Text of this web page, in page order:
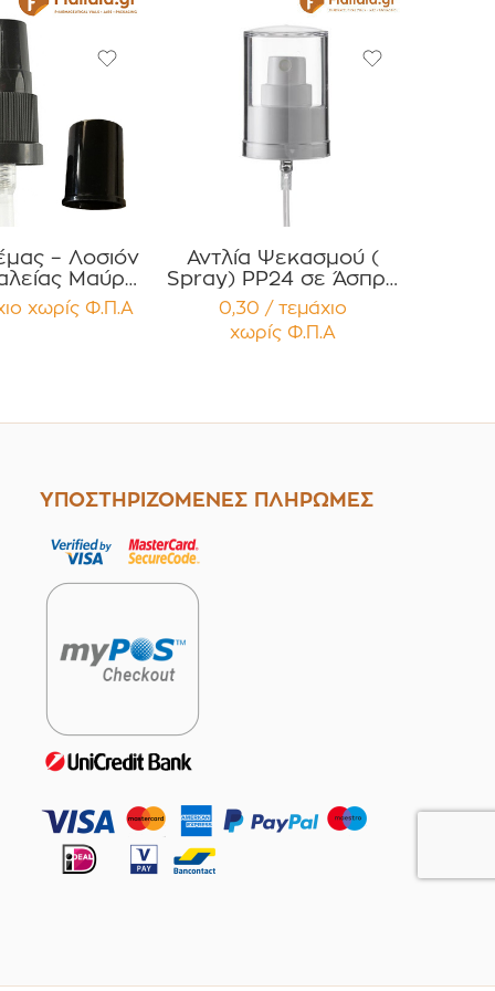
– Λοσιόν
Μαύρη
χωρίς Φ.Π.Α
Αντλία Ψεκασμού (
Spray) PP24 σε Άσπρο
Χρώμα με διάφανο
πώμα Συσκευασία 12
τεμαχίων
0,30 / τεμάχιο
χωρίς Φ.Π.Α
ΥΠΟΣΤΗΡΙΖΟΜΕΝΕΣ ΠΛΗΡΩΜΕΣ